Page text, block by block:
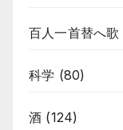
百人一首替へ歌
科学 (80)
酒 (124)